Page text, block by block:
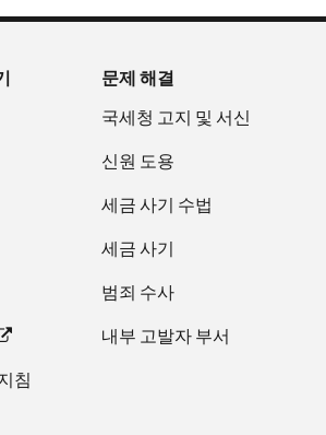
침
문제 해결
국세청 고지 및 서신
신원 도용
세금 사기 수법
세금 사기
범죄 수사
내부 고발자 부서